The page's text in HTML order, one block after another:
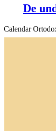
De
Calendar